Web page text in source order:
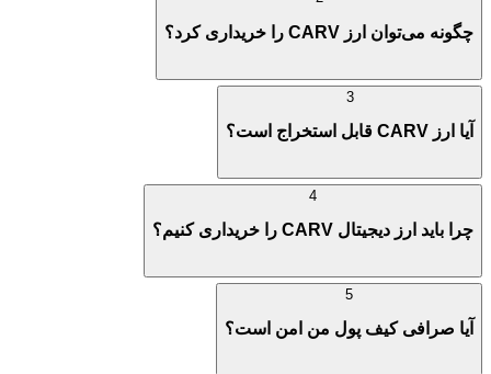
چگونه می‌توان ارز CARV را خریداری کرد؟
آیا ارز CARV قابل استخراج است؟
چرا باید ارز دیجیتال CARV را خریداری کنیم؟
آیا صرافی کیف پول من امن است؟